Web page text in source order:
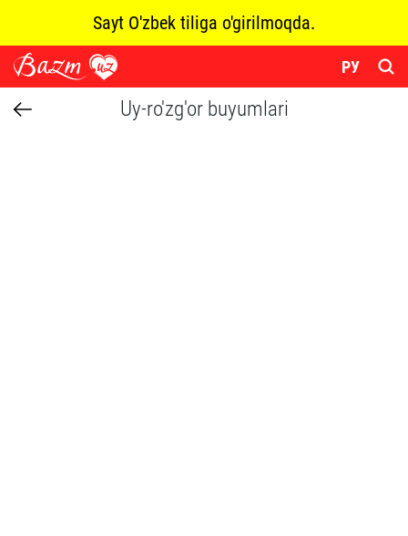
Sayt O'zbek tiliga o'girilmoqda.
РУ
Uy-ro'zg'or buyumlari